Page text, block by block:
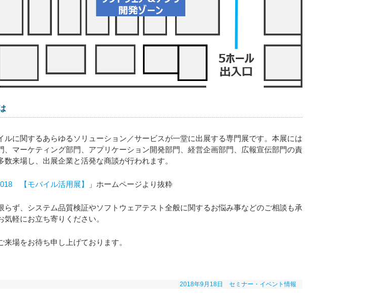
ルに関するあらゆるソリューション／サービスが一堂に出展する専門展です。本展には
、マーケティング部門、アプリケーション開発部門、経営企画部門、広報宣伝部門の責
来場し、出展企業と活発な商談が行われます。
【モバイル活用展】 」ホームページより抜粋
らず、システム品質検証やソフトウェアテスト全般に関するお悩み事などのご相談も承
軽にお立ち寄りください。
場をお待ち申し上げております。
2018年9月18日 セミナー・イベント情報